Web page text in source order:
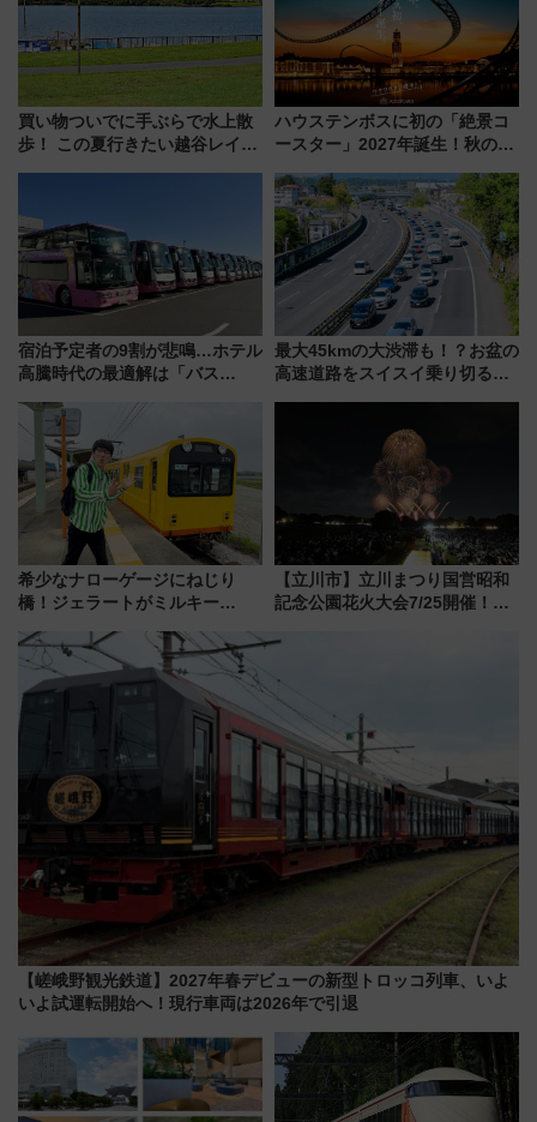
買い物ついでに手ぶらで水上散
歩！ この夏行きたい越谷レイク
県越谷市）
ハウステンボスに初の「絶景コ
ースター」2027年誕生！秋の
ろも一挙紹介
宿泊予定者の9割が悲鳴…ホテル
高騰時代の最適解は「バス
した、推し活遠征や観光時のリ
アルな懐事情
最大45kmの大渋滞も！？お盆の
高速道路をスイスイ乗り切る快
希少なナローゲージにねじり
橋！ジェラートがミルキー
278回目の舞台は「三岐鉄道北
勢線」
【立川市】立川まつり国営昭和
記念公園花火大会7/25開催！
混雑に要注意、その理由は
【嵯峨野観光鉄道】2027年春デビューの新型トロッコ列車、いよ
いよ試運転開始へ！現行車両は2026年で引退